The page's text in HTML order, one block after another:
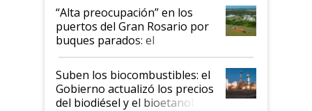
“Alta preocupación” en los
puertos del Gran Rosario por
buques parados: el
funcionamiento de las
exportadoras en tensión tras
la medida de fuerza de los
prácticos
Suben los biocombustibles: el
Gobierno actualizó los precios
del biodiésel y el bioetanol